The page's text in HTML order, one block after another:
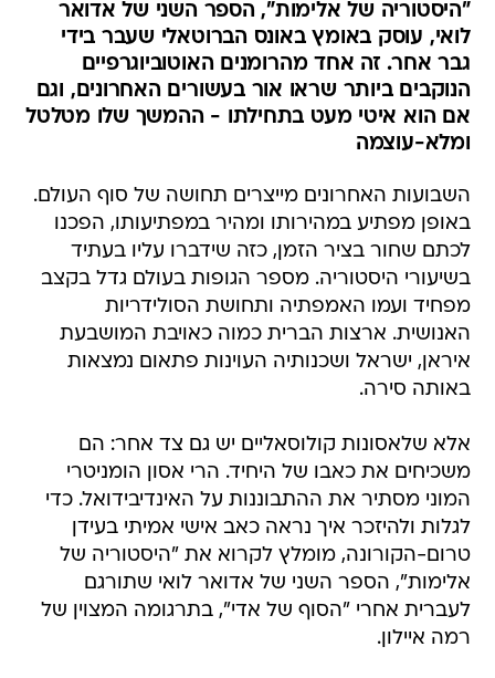
"היסטוריה של אלימות", הספר השני של אדואר
לואי, עוסק באומץ באונס הברוטאלי שעבר בידי
גבר אחר. זה אחד מהרומנים האוטוביוגרפיים
הנוקבים ביותר שראו אור בעשורים האחרונים, וגם
אם הוא איטי מעט בתחילתו - ההמשך שלו מטלטל
ומלא-עוצמה
השבועות האחרונים מייצרים תחושה של סוף העולם.
באופן מפתיע במהירותו ומהיר במפתיעותו, הפכנו
לכתם שחור בציר הזמן, כזה שידברו עליו בעתיד
בשיעורי היסטוריה. מספר הגופות בעולם גדל בקצב
מפחיד ועמו האמפתיה ותחושת הסולידריות
האנושית. ארצות הברית כמוה כאויבת המושבעת
איראן, ישראל ושכנותיה העוינות פתאום נמצאות
באותה סירה.
אלא שלאסונות קולוסאליים יש גם צד אחר: הם
משכיחים את כאבו של היחיד. הרי אסון הומניטרי
המוני מסתיר את ההתבוננות על האינדיבידואל. כדי
לגלות ולהיזכר איך נראה כאב אישי אמיתי בעידן
טרום-הקורונה, מומלץ לקרוא את "היסטוריה של
אלימות", הספר השני של אדואר לואי שתורגם
לעברית אחרי "הסוף של אדי", בתרגומה המצוין של
רמה איילון.